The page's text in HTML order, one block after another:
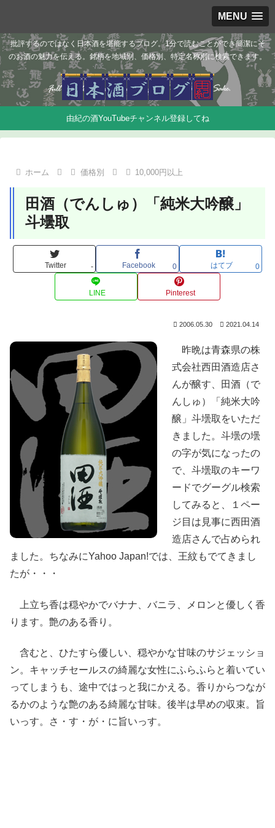
MENU
批評するのではなく日本酒を堪能するブログ。1分で読むことができ簡潔にそ
のお酒の魅力を伝える。銘柄を地域別、価格別、特定名称別に検索できます。
由紀の酒YouTubeチャンネル登録してね
ホーム 価格別 10,000円以上
田酒（でんしゅ）「純米大吟醸」
斗壜取
Twitter - Facebook 0 はてブ 0
LINE Pinterest
2006.05.30 2021.04.14
昨晩は青森県の株
式会社西田酒造店さ
んが醸す、田酒（で
んしゅ）「純米大吟
醸」斗壜取をいただ
きました。斗壜の壜
の字が気になったの
で、斗壜取のキーワ
ードでグーグル検索
してみると、１ペー
ジ目は見事に西田酒
造店さんで占められ
ました。ちなみにYahoo Japan!では、王紋もでてきまし
たが・・・
上立ち香は穏やかでバナナ、バニラ、メロンと優しく香
ります。艶のある香り。
含むと、ひたすら優しい、穏やかな甘味のサジェッショ
ン。キャッチセールスの綺麗な女性にふらふらと着いてい
ってしまうも、途中ではっと我にかえる。香りからつなが
るかのような艶のある綺麗な甘味。後半は早めの収束。旨
いっす。さ・す・が・に旨いっす。